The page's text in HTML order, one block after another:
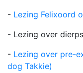
- Lezing Felixoord
- Lezing over
- Lezing over pre-
dog Takkie)